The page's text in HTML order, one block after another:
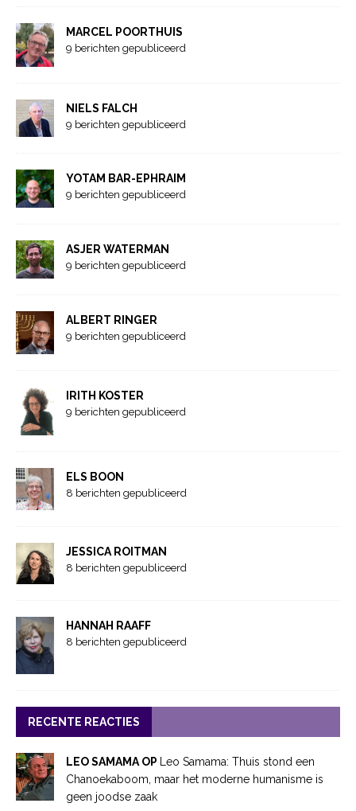
MARCEL POORTHUIS
9 berichten gepubliceerd
NIELS FALCH
9 berichten gepubliceerd
YOTAM BAR-EPHRAIM
9 berichten gepubliceerd
ASJER WATERMAN
9 berichten gepubliceerd
ALBERT RINGER
9 berichten gepubliceerd
IRITH KOSTER
9 berichten gepubliceerd
ELS BOON
8 berichten gepubliceerd
JESSICA ROITMAN
8 berichten gepubliceerd
HANNAH RAAFF
8 berichten gepubliceerd
RECENTE REACTIES
LEO SAMAMA OP
Leo Samama: Thuis stond een
Chanoekaboom, maar het moderne humanisme is
geen joodse zaak